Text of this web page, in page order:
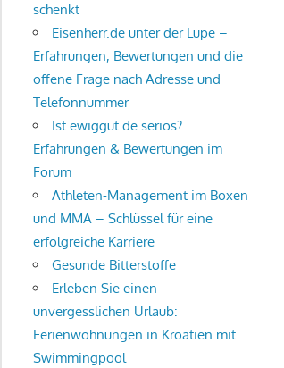
schenkt
Eisenherr.de unter der Lupe –
Erfahrungen, Bewertungen und die
offene Frage nach Adresse und
Telefonnummer
Ist ewiggut.de seriös?
Erfahrungen & Bewertungen im
Forum
Athleten-Management im Boxen
und MMA – Schlüssel für eine
erfolgreiche Karriere
Gesunde Bitterstoffe
Erleben Sie einen
unvergesslichen Urlaub:
Ferienwohnungen in Kroatien mit
Swimmingpool